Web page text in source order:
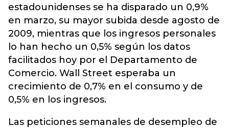
estadounidenses se ha disparado un 0,9%
en marzo, su mayor subida desde agosto de
2009, mientras que los ingresos personales
lo han hecho un 0,5% según los datos
facilitados hoy por el Departamento de
Comercio. Wall Street esperaba un
crecimiento de 0,7% en el consumo y de
0,5% en los ingresos.
Las peticiones semanales de desempleo de